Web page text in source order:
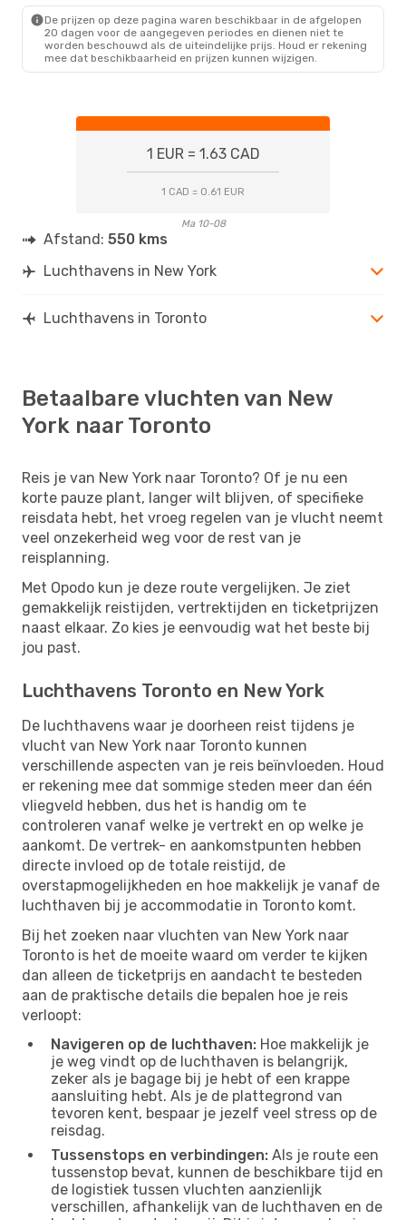
De prijzen op deze pagina waren beschikbaar in de afgelopen
20 dagen voor de aangegeven periodes en dienen niet te
worden beschouwd als de uiteindelijke prijs. Houd er rekening
mee dat beschikbaarheid en prijzen kunnen wijzigen.
1 EUR = 1.63 CAD
1 CAD = 0.61 EUR
Ma 10-08
Afstand: 550 kms
Luchthavens in New York
Luchthavens in Toronto
Betaalbare vluchten van New
York naar Toronto
Reis je van New York naar Toronto? Of je nu een
korte pauze plant, langer wilt blijven, of specifieke
reisdata hebt, het vroeg regelen van je vlucht neemt
veel onzekerheid weg voor de rest van je
reisplanning.
Met Opodo kun je deze route vergelijken. Je ziet
gemakkelijk reistijden, vertrektijden en ticketprijzen
naast elkaar. Zo kies je eenvoudig wat het beste bij
jou past.
Luchthavens Toronto en New York
De luchthavens waar je doorheen reist tijdens je
vlucht van New York naar Toronto kunnen
verschillende aspecten van je reis beïnvloeden. Houd
er rekening mee dat sommige steden meer dan één
vliegveld hebben, dus het is handig om te
controleren vanaf welke je vertrekt en op welke je
aankomt. De vertrek- en aankomstpunten hebben
directe invloed op de totale reistijd, de
overstapmogelijkheden en hoe makkelijk je vanaf de
luchthaven bij je accommodatie in Toronto komt.
Bij het zoeken naar vluchten van New York naar
Toronto is het de moeite waard om verder te kijken
dan alleen de ticketprijs en aandacht te besteden
aan de praktische details die bepalen hoe je reis
verloopt:
Navigeren op de luchthaven: Hoe makkelijk je
je weg vindt op de luchthaven is belangrijk,
zeker als je bagage bij je hebt of een krappe
aansluiting hebt. Als je de plattegrond van
tevoren kent, bespaar je jezelf veel stress op de
reisdag.
Tussenstops en verbindingen: Als je route een
tussenstop bevat, kunnen de beschikbare tijd en
de logistiek tussen vluchten aanzienlijk
verschillen, afhankelijk van de luchthaven en de